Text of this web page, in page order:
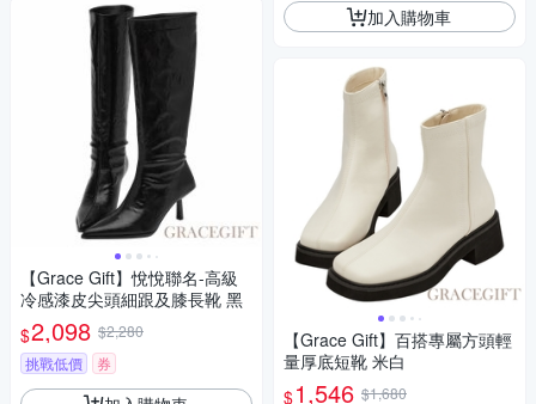
【Grace Gift】悅悅聯名-高級
冷感漆皮尖頭細跟及膝長靴 黑
$2,098 $2,280
挑戰低價
券
加入購物車
【Grace Gift】百搭專屬方頭輕
量厚底短靴 米白
$1,546 $1,680